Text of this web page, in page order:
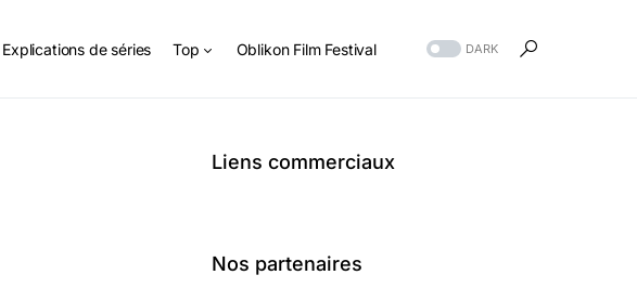
Explications de séries Top Oblikon Film Festival DARK
Liens commerciaux
Nos partenaires